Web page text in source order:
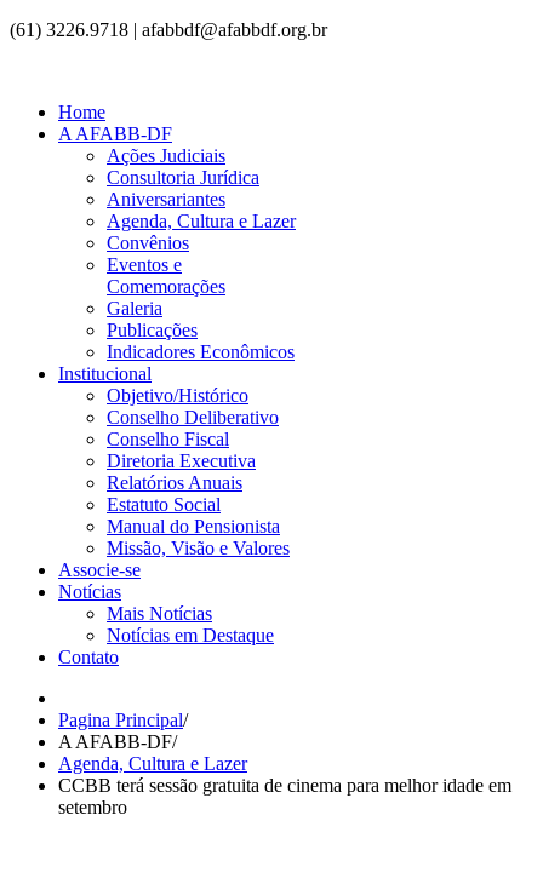
(61) 3226.9718 | afabbdf@afabbdf.org.br
Home
A AFABB-DF
Ações Judiciais
Consultoria Jurídica
Aniversariantes
Agenda, Cultura e Lazer
Convênios
Eventos e
Comemorações
Galeria
Publicações
Indicadores Econômicos
Institucional
Objetivo/Histórico
Conselho Deliberativo
Conselho Fiscal
Diretoria Executiva
Relatórios Anuais
Estatuto Social
Manual do Pensionista
Missão, Visão e Valores
Associe-se
Notícias
Mais Notícias
Notícias em Destaque
Contato
Pagina Principal/
A AFABB-DF/
Agenda, Cultura e Lazer
CCBB terá sessão gratuita de cinema para melhor idade em
setembro